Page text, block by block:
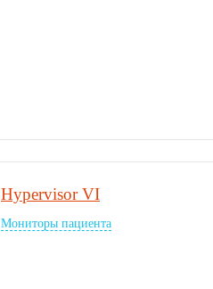
Hypervisor VI
Мониторы пациента